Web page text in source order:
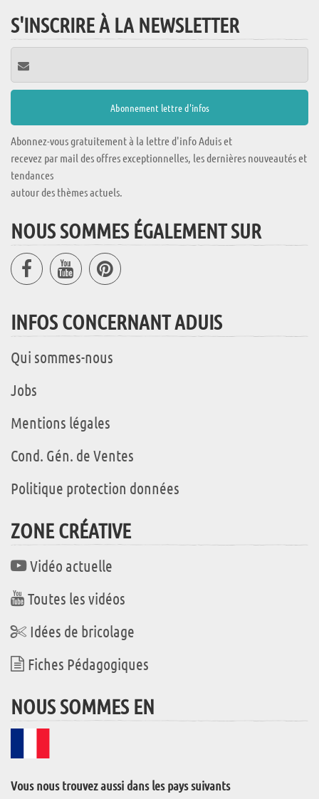
S'INSCRIRE À LA NEWSLETTER
Abonnez-vous gratuitement à la lettre d'info Aduis et
recevez par mail des offres exceptionnelles, les dernières nouveautés et
tendances
autour des thèmes actuels.
NOUS SOMMES ÉGALEMENT SUR
INFOS CONCERNANT ADUIS
Qui sommes-nous
Jobs
Mentions légales
Cond. Gén. de Ventes
Politique protection données
ZONE CRÉATIVE
Vidéo actuelle
Toutes les vidéos
Idées de bricolage
Fiches Pédagogiques
NOUS SOMMES EN
Vous nous trouvez aussi dans les pays suivants